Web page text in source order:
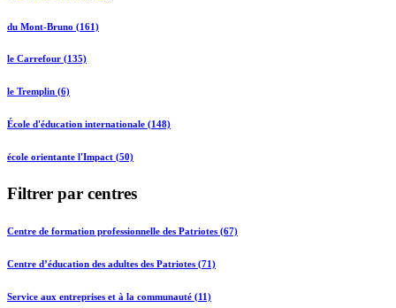
du Mont-Bruno (161)
le Carrefour (135)
le Tremplin (6)
École d'éducation internationale (148)
école orientante l'Impact (50)
Filtrer par centres
Centre de formation professionnelle des Patriotes (67)
Centre d’éducation des adultes des Patriotes (71)
Service aux entreprises et à la communauté (11)